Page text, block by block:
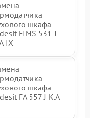
шкафа
FIMS 531 J
IX
шкафа
FA 557 J K.A